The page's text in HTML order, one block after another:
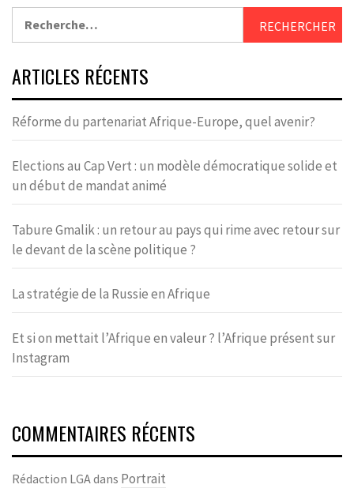
ARTICLES RÉCENTS
Réforme du partenariat Afrique-Europe, quel avenir?
Elections au Cap Vert : un modèle démocratique solide et
un début de mandat animé
Tabure Gmalik : un retour au pays qui rime avec retour sur
le devant de la scène politique ?
La stratégie de la Russie en Afrique
Et si on mettait l’Afrique en valeur ? l’Afrique présent sur
Instagram
COMMENTAIRES RÉCENTS
Rédaction LGAdans Portrait